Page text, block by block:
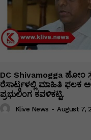
DC Shivamogga ಹೋಂ
ರೆಸಾರ್ಟ್ಗಳಲ್ಲಿ ಮಾಹಿತಿ ಫಲಕ
ಪ್ರಭುಲಿಂಗ ಕವಳಿಕಟ್ಟಿ.
Klive News - August 7,